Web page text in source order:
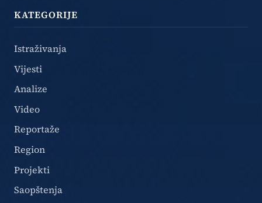
KATEGORIJE
Istraživanja
Vijesti
Analize
Video
Reportaže
Region
Projekti
Saopštenja